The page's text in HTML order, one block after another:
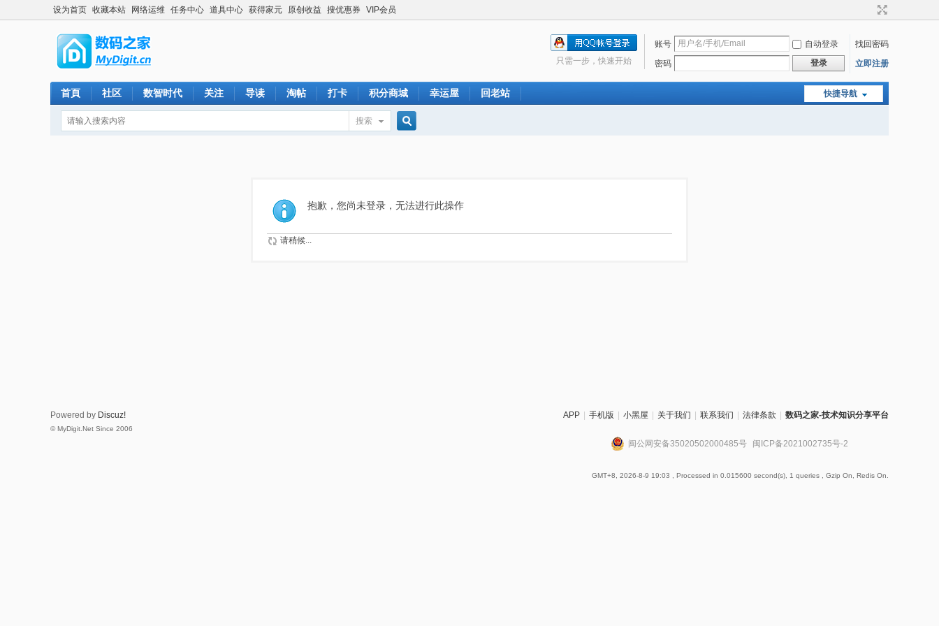
设为首页 收藏本站 网络运维 任务中心 道具中心 获得家元 原创收益 搜优惠券 VIP会员
账号 自动登录
找回密码
密码
登录 立即注册
只需一步，快速开始
快捷导航
首頁 社区 数智时代 关注 导读 淘帖 打卡 积分商城 幸运屋 回老站
搜索
索
抱歉，您尚未登录，无法进行此操作
请稍候...
APP 手机版 小黑屋 关于我们 联系我们 法律条款 数码之家-技术知识分享平台
闽公网安备35020502000485号 闽ICP备2021002735号-2
GMT+8, 2026-8-9 19:03 , Processed in 0.015600 second(s), 1 queries , Gzip On, Redis On.
Powered by Discuz!
© MyDigit.Net Since 2006